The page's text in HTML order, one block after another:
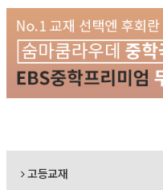
고등교재